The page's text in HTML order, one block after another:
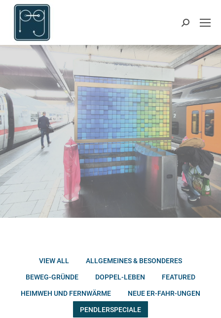
VIEW ALL ALLGEMEINES & BESONDERES
BEWEG-GRÜNDE DOPPEL-LEBEN FEATURED
HEIMWEH UND FERNWÄRME NEUE ER-FAHR-UNGEN
PENDLERSPECIALE